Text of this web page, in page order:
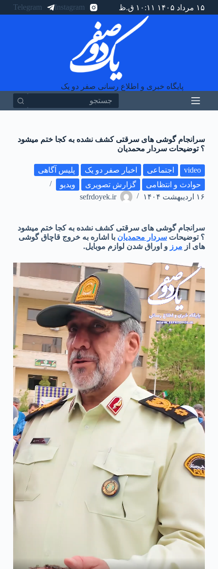
ا
۱۵ مرداد ۱۴۰۵ ۱۰:۱۱ ق.ظ Instagram
Telegram
پایگاه خبری و اطلاع رسانی صفر دو یک
سرانجام گوشی های سرقتی کشف نشده به کجا ختم میشود
؟ توضیحات سردار محمدیان
video اجتماعی اخبار صفر دو یک
پلیس آگاهی
حوادث و انتظامی
گزارش تصویری
ویدیو
۱۶ اردیبهشت ۱۴۰۴
sefrdoyek.ir
سرانجام گوشی های سرقتی کشف نشده به کجا ختم میشود
؟ توضیحات سردار محمدیان با اشاره به خروج قاچاق گوشی
های از مرز و اوراق شدن لوازم موبایل.